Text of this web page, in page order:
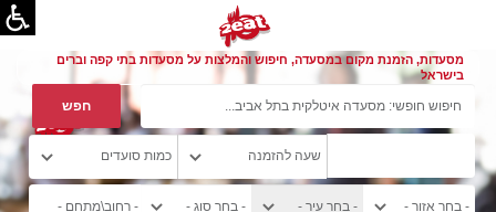
מסעדות, הזמנת מקום במסעדה, חיפוש והמלצות על מסעדות בתי קפה וברים
בישראל